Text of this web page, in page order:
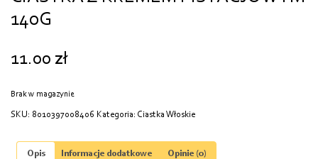
140G
11.00 zł
Brak w magazynie
SKU: 8010397008406 Kategoria: Ciastka Włoskie
Opis Informacje dodatkowe Opinie (0)